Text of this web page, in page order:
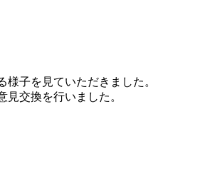
子を見ていただきました。
交換を行いました。